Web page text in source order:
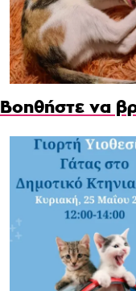
Βοηθήστε να